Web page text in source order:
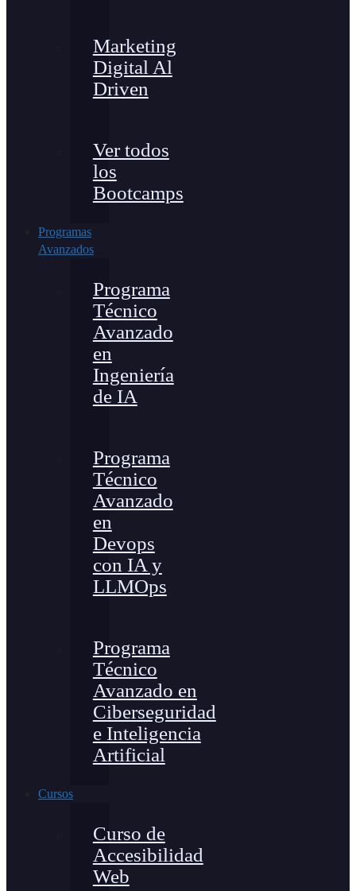
Marketing
Digital Al
Driven
Ver todos
los
Bootcamps
Programas
Avanzados
Programa
Técnico
Avanzado
en
Ingeniería
de IA
Programa
Técnico
Avanzado
en
Devops
con IA y
LLMOps
Programa
Técnico
Avanzado en
Ciberseguridad
e Inteligencia
Artificial
Cursos
Curso de
Accesibilidad
Web